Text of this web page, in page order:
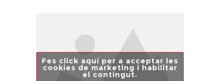
Fes click aquí per a acceptar les
cookies de marketing i habilitar
el contingut.